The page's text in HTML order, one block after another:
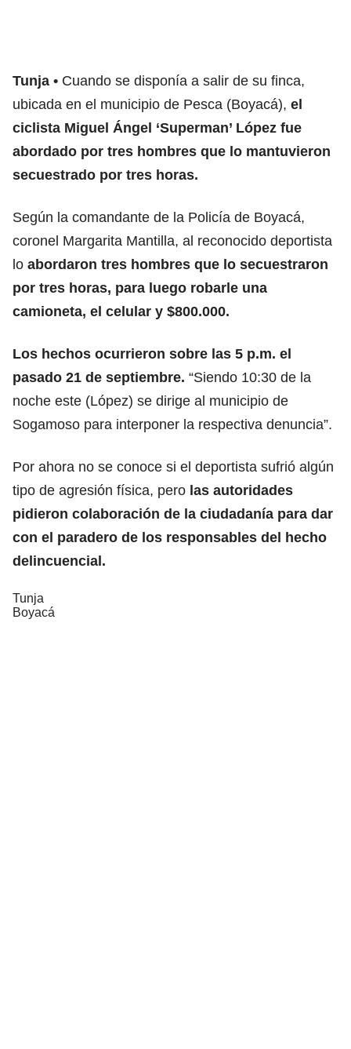
Tunja
Cuando se disponía a salir de su finca,
ubicada en el municipio de Pesca (Boyacá), el
ciclista Miguel Ángel ‘Superman’ López fue
abordado por tres hombres que lo mantuvieron
secuestrado por tres horas.
Según la comandante de la Policía de Boyacá,
coronel Margarita Mantilla, al reconocido deportista
lo abordaron tres hombres que lo secuestraron
por tres horas, para luego robarle una
camioneta, el celular y $800.000.
Los hechos ocurrieron sobre las 5 p.m. el
pasado 21 de septiembre. “Siendo 10:30 de la
noche este (López) se dirige al municipio de
Sogamoso para interponer la respectiva denuncia”.
Por ahora no se conoce si el deportista sufrió algún
tipo de agresión física, pero las autoridades
pidieron colaboración de la ciudadanía para dar
con el paradero de los responsables del hecho
delincuencial.
Tunja
Boyacá